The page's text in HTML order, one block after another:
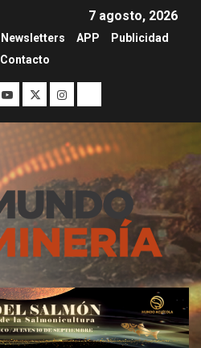
7 agosto, 2026
Newsletters APP
Publicidad
Contacto